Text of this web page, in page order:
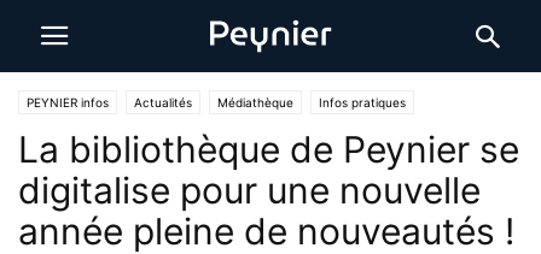
PEYNIER infos Actualités Médiathèque Infos pratiques
La bibliothèque de Peynier se
digitalise pour une nouvelle
année pleine de nouveautés !